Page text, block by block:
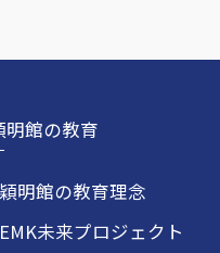
明館の教育
穎明館の教育理念
EMK未来プロジェクト